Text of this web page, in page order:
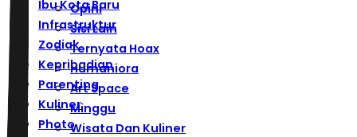
Ibu Kota Baru
Infrastruktur
Zodiak
Kepribadian
Parenting
Kuliner
Photo
Opini
Sisi Lain
Ternyata Hoax
Humaniora
Art Space
Minggu
Wisata Dan Kuliner